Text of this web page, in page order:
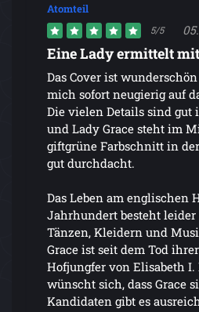
Atomteil
5/5
Eine Lady ermittelt
Das Cover ist
mich sofort neugierig auf
Die vielen Details sind gut
und Lady Grace steht im
giftgrüne Farbschnitt in
gut durchdacht.
Das Leben am englischen
Jahrhundert besteht
Tänzen, Kleidern und
Grace ist seit dem Tod
Hofjungfer von Elisabeth I.
wünscht sich, dass Grace
Kandidaten gibt es